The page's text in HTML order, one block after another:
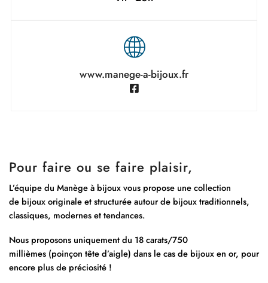
www.manege-a-bijoux.fr
Pour faire ou se faire plaisir,
L’équipe du Manège à bijoux vous propose une collection
de bijoux originale et structurée autour de bijoux traditionnels,
classiques, modernes et tendances.
Nous proposons uniquement du 18 carats/750
millièmes (poinçon tête d’aigle) dans le cas de bijoux en or, pour
encore plus de préciosité !